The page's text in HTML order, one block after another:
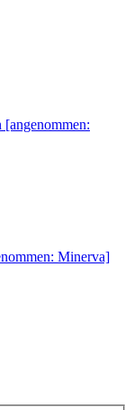
[angenommen:
Minerva]